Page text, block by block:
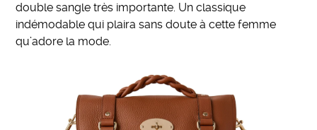
double sangle très importante. Un classique
indémodable qui plaira sans doute à cette femme
qu’adore la mode.